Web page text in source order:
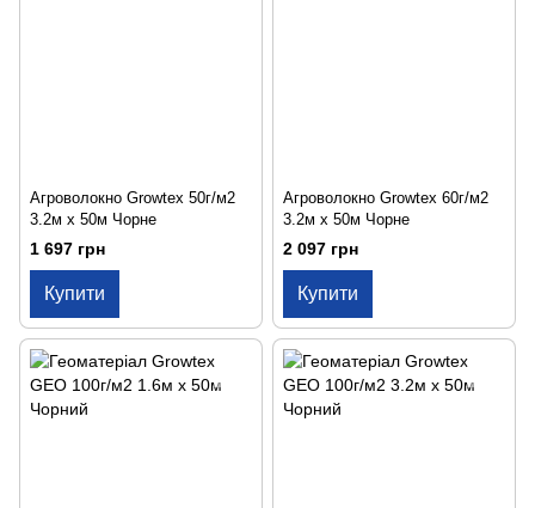
Агроволокно Growtex 50г/м2
3.2м х 50м Чорне
1 697 грн
Купити
Агроволокно Growtex 60г/м2
3.2м х 50м Чорне
2 097 грн
Купити